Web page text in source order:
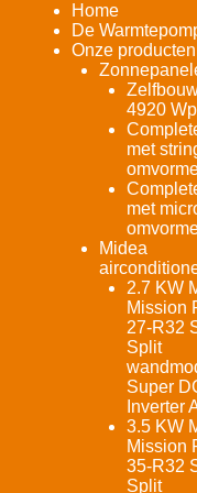
Home
De
Onze producten
4920 Wp
met
met
Midea
2.7 KW
Mission
27-R32
Split
Super
Inverter
3.5 KW
Mission
35-R32
Split